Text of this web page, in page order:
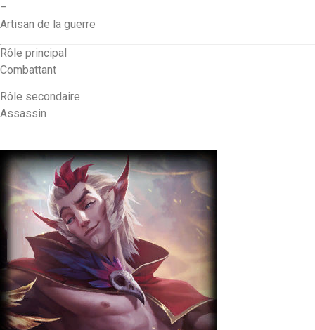
–
Artisan de la guerre
Rôle principal
Combattant
Rôle secondaire
Assassin